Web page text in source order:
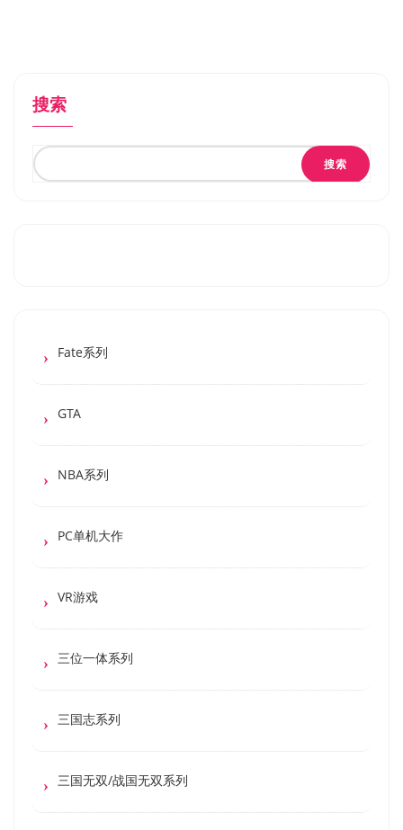
搜索
搜索
Fate系列
GTA
NBA系列
PC单机大作
VR游戏
三位一体系列
三国志系列
三国无双/战国无双系列